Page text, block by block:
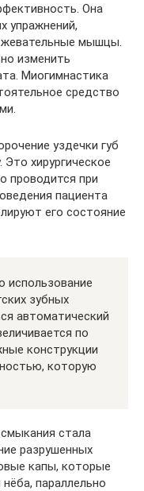
Она
упражнений,
жевательные мышцы.
изменить
Миогимнастика
средство
уздечки губ
хирургическое
проводится при
пациента
его состояние
использование
зубных
автоматический
по
конструкции
которую
стала
разрушенных
капы, которые
параллельно